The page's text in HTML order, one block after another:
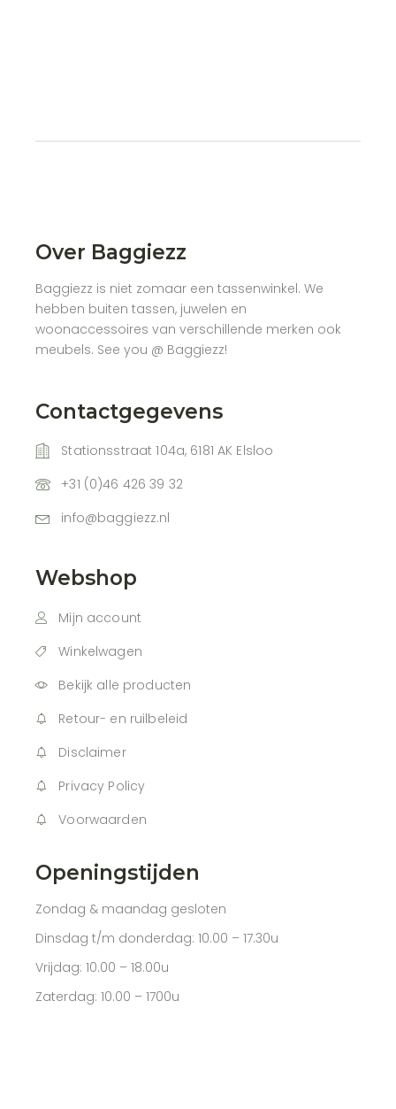
Over Baggiezz
Baggiezz is niet zomaar een tassenwinkel. We
hebben buiten tassen, juwelen en
woonaccessoires van verschillende merken ook
meubels. See you @ Baggiezz!
Contactgegevens
Stationsstraat 104a, 6181 AK Elsloo
+31 (0)46 426 39 32
info@baggiezz.nl
Webshop
Mijn account
Winkelwagen
Bekijk alle producten
Retour- en ruilbeleid
Disclaimer
Privacy Policy
Voorwaarden
Openingstijden
Zondag & maandag gesloten
Dinsdag t/m donderdag: 10.00 – 17.30u
Vrijdag: 10.00 – 18.00u
Zaterdag: 10.00 – 1700u